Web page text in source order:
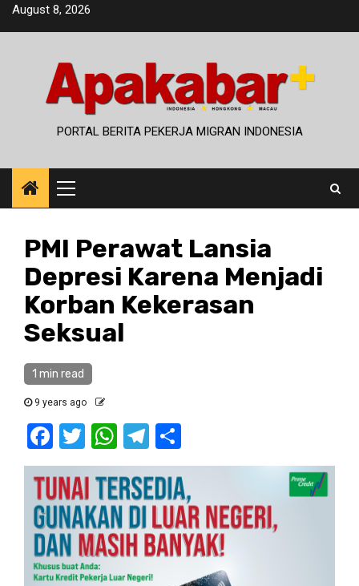
SkipAugust 8, 2026
PORTAL BERITA PEKERJA MIGRAN INDONESIA
Primary
Menu
PMI Perawat Lansia
Depresi Karena Menjadi
Korban Kekerasan
Seksual
1 min read
9 years ago
Facebook
Twitter
WhatsApp
Telegram